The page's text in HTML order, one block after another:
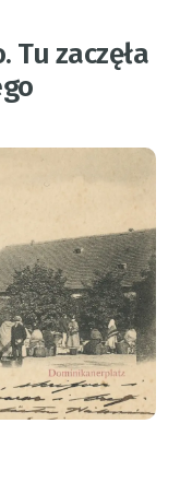
Tu zaczęła